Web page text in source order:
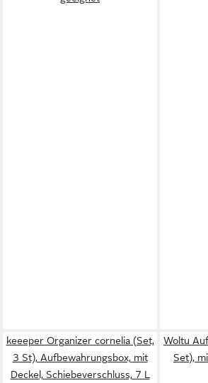
keeeper Organizer cornelia (Set,
3 St), Aufbewahrungsbox, mit
Deckel, Schiebeverschluss, 7 L
Woltu
Set),